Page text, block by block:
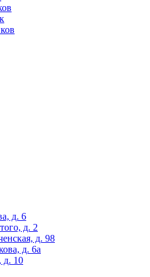
д. 6
д. 2
д. 98
д. 6а
д. 10